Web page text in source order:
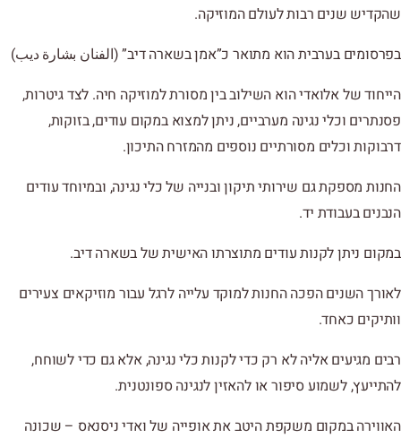
שהקדיש שנים רבות לעולם המוזיקה.
בפרסומים בערבית הוא מתואר כ”אמן בשארה דיב” (الفنان بشارة ديب)
הייחוד של אלואדי הוא השילוב בין מסורת למוזיקה חיה. לצד גיטרות,
פסנתרים וכלי נגינה מערביים, ניתן למצוא במקום עודים, בזוקות,
דרבוקות וכלים מסורתיים נוספים מהמזרח התיכון.
החנות מספקת גם שירותי תיקון ובנייה של כלי נגינה, ובמיוחד עודים
הנבנים בעבודת יד.
במקום ניתן לקנות עודים מתוצרתו האישית של בשארה דיב.
לאורך השנים הפכה החנות למוקד עלייה לרגל עבור מוזיקאים צעירים
וותיקים כאחד.
רבים מגיעים אליה לא רק כדי לקנות כלי נגינה, אלא גם כדי לשוחח,
להתייעץ, לשמוע סיפור או להאזין לנגינה ספונטנית.
האווירה במקום משקפת היטב את אופייה של ואדי ניסנאס – שכונה